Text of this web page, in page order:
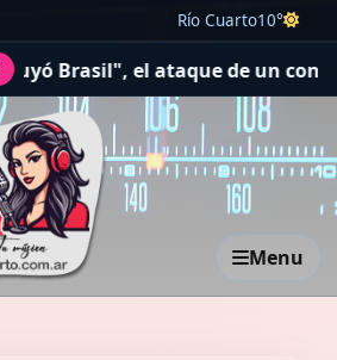
Río Cuarto10°
ataque de un congresista de
Menu